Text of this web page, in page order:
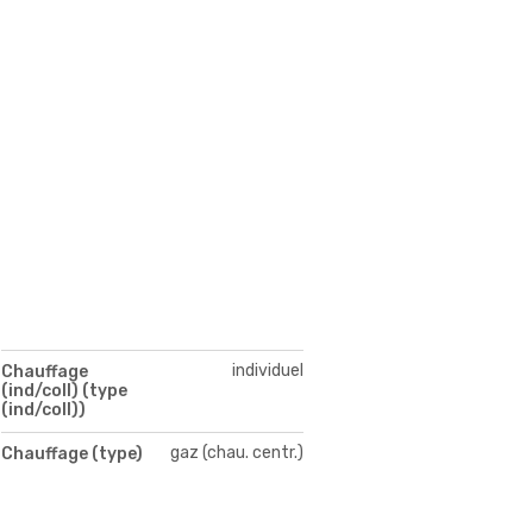
Chauffage
(ind/coll) (type
(ind/coll))
individuel
Chauffage (type) gaz (chau. centr.)